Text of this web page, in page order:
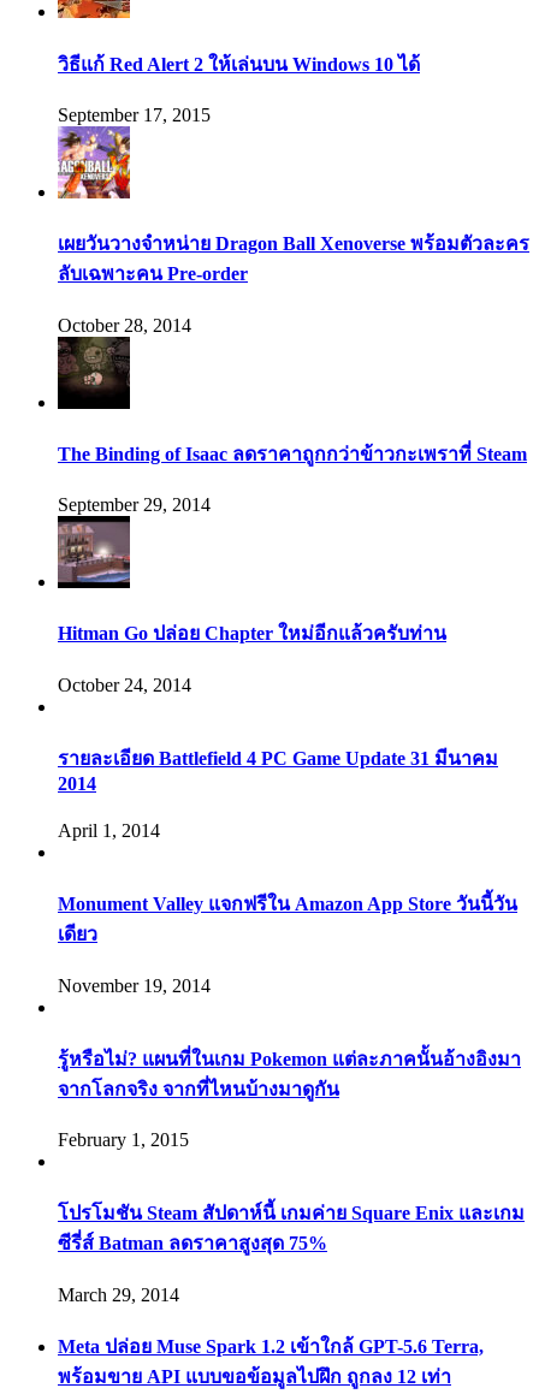
วิธีแก้ Red Alert 2 ให้เล่นบน Windows 10 ได้
September 17, 2015
เผยวันวางจำหน่าย Dragon Ball Xenoverse พร้อมตัวละคร
ลับเฉพาะคน Pre-order
October 28, 2014
The Binding of Isaac ลดราคาถูกกว่าข้าวกะเพราที่ Steam
September 29, 2014
Hitman Go ปล่อย Chapter ใหม่อีกแล้วครับท่าน
October 24, 2014
รายละเอียด Battlefield 4 PC Game Update 31 มีนาคม
2014
April 1, 2014
Monument Valley แจกฟรีใน Amazon App Store วันนี้วัน
เดียว
November 19, 2014
รู้หรือไม่? แผนที่ในเกม Pokemon แต่ละภาคนั้นอ้างอิงมา
จากโลกจริง จากที่ไหนบ้างมาดูกัน
February 1, 2015
โปรโมชัน Steam สัปดาห์นี้ เกมค่าย Square Enix และเกม
ซีรี่ส์ Batman ลดราคาสูงสุด 75%
March 29, 2014
Meta ปล่อย Muse Spark 1.2 เข้าใกล้ GPT-5.6 Terra,
พร้อมขาย API แบบขอข้อมูลไปฝึก ถูกลง 12 เท่า